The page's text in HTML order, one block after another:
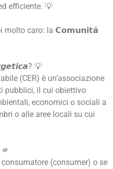
efficiente. 💡
molto caro: la 𝗖𝗼𝗺𝘂𝗻𝗶𝘁𝗮̀
💡
(CER) è un’associazione
pubblici, il cui obiettivo
economici o sociali a
o alle aree locali su cui
(consumer) o se